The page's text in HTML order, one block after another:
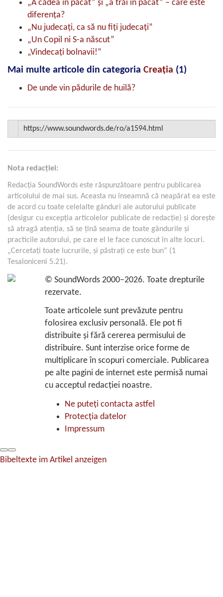
„A cădea în păcat” și „a trăi în păcat” – care este
diferența?
„Nu judecați, ca să nu fiți judecați”
„Un Copil ni S-a născut”
„Vindecați bolnavii!”
Mai multe articole din categoria Creaţia (1)
De unde vin pădurile de huilă?
Nota redacţiei:
Redacţia SoundWords este răspunzătoare pentru publicarea
articolului de mai sus. Aceasta nu înseamnă că neapărat ea este
de acord cu toate celelalte gânduri ale autorului publicate
(desigur cu excepţia articolelor publicate de redacţie) şi doreşte
să atragă atenţia, să se ţină seama de toate gândurile şi
practicile autorului, pe care el le face cunoscut în alte locuri.
„Cercetaţi toate lucrurile, şi păstraţi ce este bun” (1
Tesaloniceni 5.21).
© SoundWords2000–2026. Toate drepturile
rezervate.
Toate articolele sunt prevăzute pentru
folosirea exclusiv personală. Ele pot fi
distribuite şi fără cererea permisului de
distribuire. Sunt interzise orice forme de
multiplicare în scopuri comerciale. Publicarea
pe alte pagini de internet este permisă numai
cu acceptul redacţiei noastre.
Ne puteţi contacta astfel
Protecţia datelor
Impressum
Bibeltexte im Artikel anzeigen